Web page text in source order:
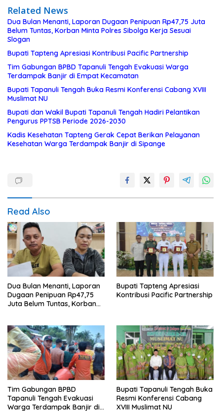
Related News
Dua Bulan Menanti, Laporan Dugaan Penipuan Rp47,75 Juta
Belum Tuntas, Korban Minta Polres Sibolga Kerja Sesuai
Slogan
Bupati Tapteng Apresiasi Kontribusi Pacific Partnership
Tim Gabungan BPBD Tapanuli Tengah Evakuasi Warga
Terdampak Banjir di Empat Kecamatan
Bupati Tapanuli Tengah Buka Resmi Konferensi Cabang XVIII
Muslimat NU
Bupati dan Wakil Bupati Tapanuli Tengah Hadiri Pelantikan
Pengurus PPTSB Periode 2026-2030
Kadis Kesehatan Tapteng Gerak Cepat Berikan Pelayanan
Kesehatan Warga Terdampak Banjir di Sipange
Read Also
Dua Bulan Menanti, Laporan
Dugaan Penipuan Rp47,75
Juta Belum Tuntas, Korban
Bupati Tapteng Apresiasi
Kontribusi Pacific Partnership
Tim Gabungan BPBD
Tapanuli Tengah Evakuasi
Warga Terdampak Banjir di
Bupati Tapanuli Tengah Buka
Resmi Konferensi Cabang
XVIII Muslimat NU